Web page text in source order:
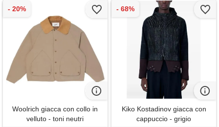
Woolrich giacca con collo in
velluto - toni neutri
Kiko Kostadinov giacca con
cappuccio - grigio